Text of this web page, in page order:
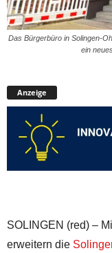
Das Bürgerbüro in Solingen-
ein
Anzeige
SOLINGEN (red) –
erweitern die